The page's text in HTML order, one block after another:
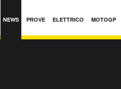
NEWS PROVE ELETTRICO MOTOGP